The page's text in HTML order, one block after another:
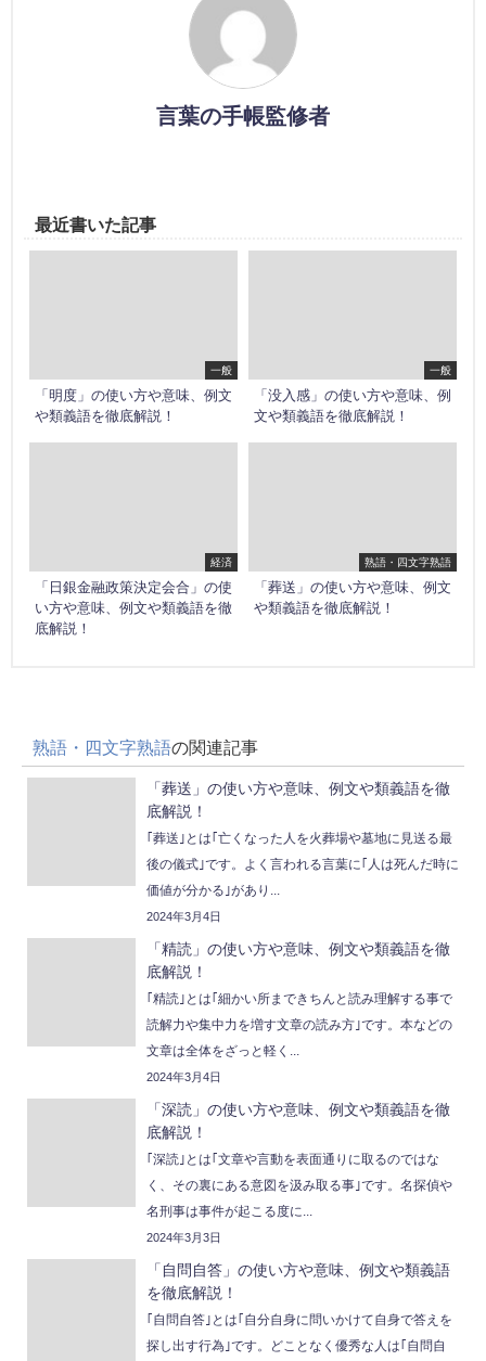
言葉の手帳監修者
最近書いた記事
一般
「明度」の使い方や意味、例文
や類義語を徹底解説！
一般
「没入感」の使い方や意味、例
文や類義語を徹底解説！
経済
「日銀金融政策決定会合」の使
い方や意味、例文や類義語を徹
底解説！
熟語・四文字熟語
「葬送」の使い方や意味、例文
や類義語を徹底解説！
熟語・四文字熟語の関連記事
「葬送」の使い方や意味、例文や類義語を徹
底解説！
｢葬送｣とは｢亡くなった人を火葬場や墓地に見送る最
後の儀式｣です。よく言われる言葉に｢人は死んだ時に
価値が分かる｣があり...
2024年3月4日
「精読」の使い方や意味、例文や類義語を徹
底解説！
｢精読｣とは｢細かい所まできちんと読み理解する事で
読解力や集中力を増す文章の読み方｣です。本などの
文章は全体をざっと軽く...
2024年3月4日
「深読」の使い方や意味、例文や類義語を徹
底解説！
｢深読｣とは｢文章や言動を表面通りに取るのではな
く、その裏にある意図を汲み取る事｣です。名探偵や
名刑事は事件が起こる度に...
2024年3月3日
「自問自答」の使い方や意味、例文や類義語
を徹底解説！
｢自問自答｣とは｢自分自身に問いかけて自身で答えを
探し出す行為｣です。どことなく優秀な人は｢自問自